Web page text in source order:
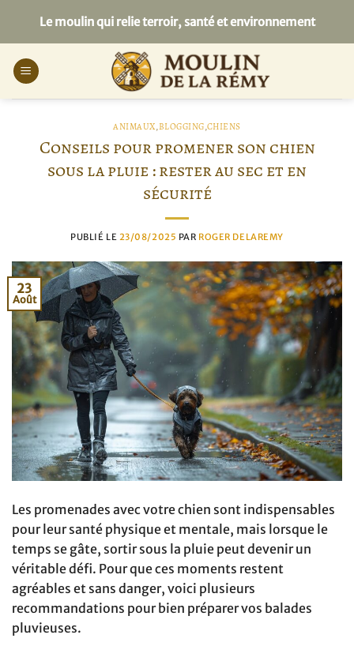
contenu
Le moulin qui relie terroir, santé et environnement
ANIMAUX,BLOGGING,CHIENS
Conseils pour promener son chien
sous la pluie : rester au sec et en
sécurité
PUBLIÉ LE 23/08/2025 PAR ROGER DELAREMY
23
Août
Les promenades avec votre chien sont indispensables
pour leur santé physique et mentale, mais lorsque le
temps se gâte, sortir sous la pluie peut devenir un
véritable défi. Pour que ces moments restent
agréables et sans danger, voici plusieurs
recommandations pour bien préparer vos balades
pluvieuses.